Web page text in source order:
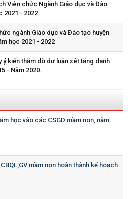
Viên chức Ngành Giáo dục và Đào
2021 - 2022
ngành Giáo dục và Đào tạo huyện
học 2021 - 2022
ý kiến thăm dò dư luận xét tăng danh
- Năm 2020.
học vào các CSGD mầm non, năm
mầm non hoàn thành kế hoạch